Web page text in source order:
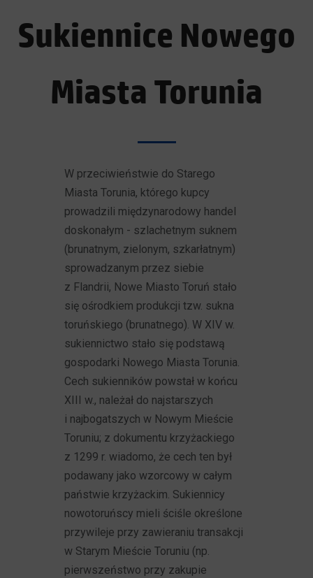
Sukiennice Nowego
Miasta Torunia
W przeciwieństwie do Starego
Miasta Torunia, którego kupcy
prowadzili międzynarodowy handel
doskonałym - szlachetnym suknem
(brunatnym, zielonym, szkarłatnym)
sprowadzanym przez siebie
z Flandrii, Nowe Miasto Toruń stało
się ośrodkiem produkcji tzw. sukna
toruńskiego (brunatnego). W XIV w.
sukiennictwo stało się podstawą
gospodarki Nowego Miasta Torunia.
Cech sukienników powstał w końcu
XIII w., należał do najstarszych
i najbogatszych w Nowym Mieście
Toruniu; z dokumentu krzyżackiego
z 1299 r. wiadomo, że cech ten był
podawany jako wzorcowy w całym
państwie krzyżackim. Sukiennicy
nowotoruńscy mieli ściśle określone
przywileje przy zawieraniu transakcji
w Starym Mieście Toruniu (np.
pierwszeństwo przy zakupie